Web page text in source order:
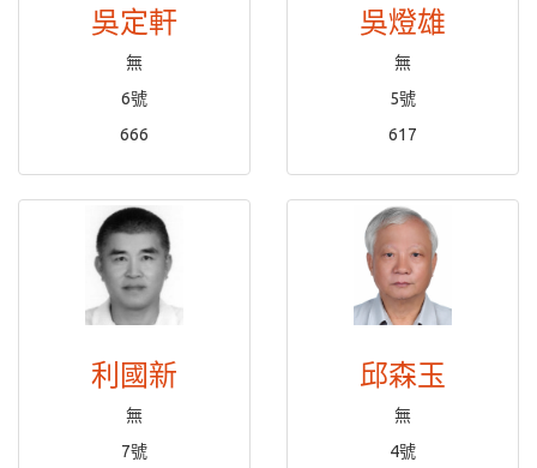
吳定軒
無
6號
666
吳燈雄
無
5號
617
利國新
無
7號
邱森玉
無
4號